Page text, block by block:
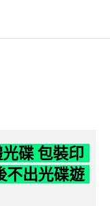
碟 包裝印
不出光碟遊